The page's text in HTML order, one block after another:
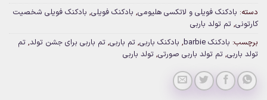
دسته: بادکنک فویلی و لاتکسی هلیومی, بادکنک فویلی, بادکنک فویلی شخصیت
کارتونی, تم تولد باربی
برچسب: بادکنک barbie , بادکنک باربی, تم باربی, تم باربی برای جشن تولد, تم
تولد باربی, تم تولد باربی صورتی, تولد باربی